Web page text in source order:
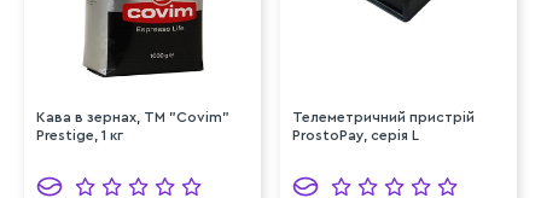
Кава в зернах, ТМ "Covim"
Prestige, 1 кг
Телеметричний пристрій
ProstoPay, серія L